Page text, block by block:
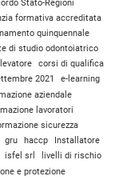
Stato-Regioni
formativa accreditata
quinquennale
di studio odontoiatrico
corsi di qualifica
2021
e-learning
aziendale
lavoratori
sicurezza
gru haccp
Installatore
isfel srl
livelli di rischio
e protezione